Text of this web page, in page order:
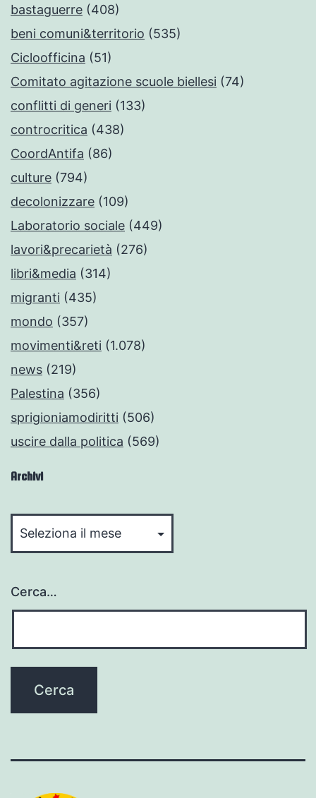
bastaguerre (408)
beni comuni&territorio (535)
Cicloofficina (51)
Comitato agitazione scuole biellesi (74)
conflitti di generi (133)
controcritica (438)
CoordAntifa (86)
culture (794)
decolonizzare (109)
Laboratorio sociale (449)
lavori&precarietà (276)
libri&media (314)
migranti (435)
mondo (357)
movimenti&reti (1.078)
news (219)
Palestina (356)
sprigioniamodiritti (506)
uscire dalla politica (569)
Archivi
Cerca…